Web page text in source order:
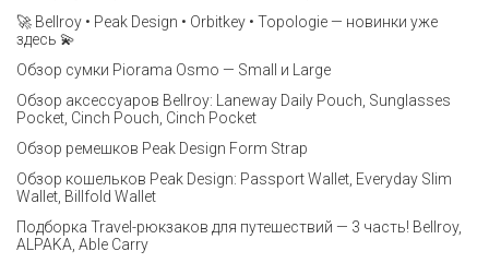
🚀 Bellroy • Peak Design • Orbitkey • Topologie — новинки уже
здесь 💫
Обзор сумки Piorama Osmo — Small и Large
Обзор аксессуаров Bellroy: Laneway Daily Pouch, Sunglasses
Pocket, Cinch Pouch, Cinch Pocket
Обзор ремешков Peak Design Form Strap
Обзор кошельков Peak Design: Passport Wallet, Everyday Slim
Wallet, Billfold Wallet
Подборка Travel-рюкзаков для путешествий — 3 часть! Bellroy,
ALPAKA, Able Carry